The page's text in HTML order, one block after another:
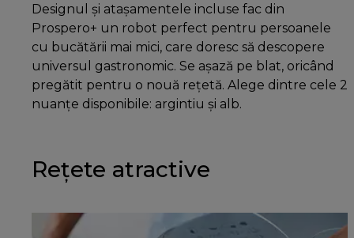
Designul și atașamentele incluse fac din
Prospero+ un robot perfect pentru persoanele
cu bucătării mai mici, care doresc să descopere
universul gastronomic. Se așază pe blat, oricând
pregătit pentru o nouă rețetă. Alege dintre cele 2
nuanțe disponibile: argintiu și alb.
Rețete atractive